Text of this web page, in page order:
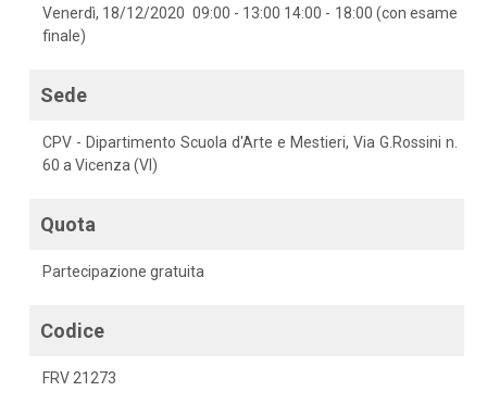
Venerdì, 18/12/2020 09:00 - 13:00 14:00 - 18:00 (con esame
finale)
Sede
CPV - Dipartimento Scuola d'Arte e Mestieri, Via G.Rossini n.
60 a Vicenza (VI)
Quota
Partecipazione gratuita
Codice
FRV 21273